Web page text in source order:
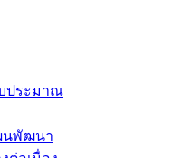
ประมาณ
นพัฒนา